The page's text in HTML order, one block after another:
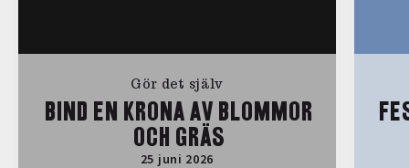
Gör det själv
BIND EN KRONA AV BLOMMOR
OCH GRÄS
25 juni 2026